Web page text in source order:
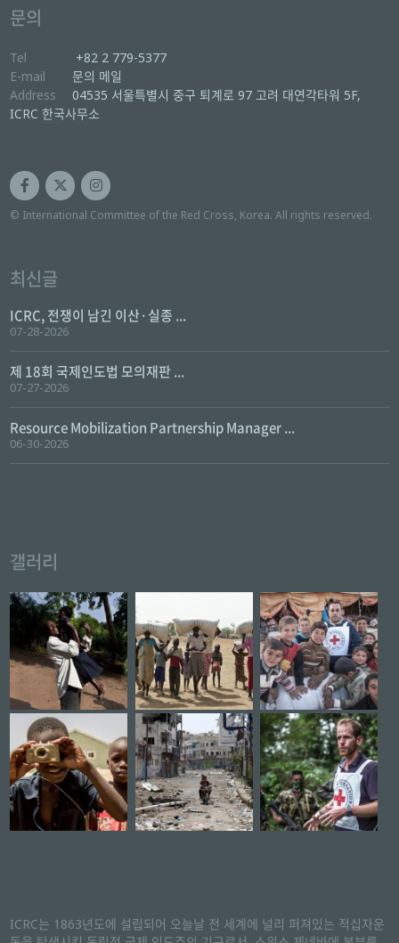
문의
Tel
+82 2 779-5377
E-mail
문의 메일
Address
04535 서울특별시 중구 퇴계로 97 고려 대연각타워 5F,
ICRC 한국사무소
© International Committee of the Red Cross, Korea. All rights reserved.
최신글
ICRC, 전쟁이 남긴 이산·실종 ...
07-28-2026
제 18회 국제인도법 모의재판 ...
07-27-2026
Resource Mobilization Partnership Manager ...
06-30-2026
갤러리
ICRC는 1863년도에 설립되어 오늘날 전 세계에 널리 퍼져있는 적십자운